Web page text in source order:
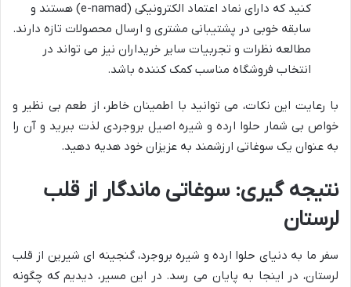
کنید که دارای نماد اعتماد الکترونیکی (e-namad) هستند و
سابقه خوبی در پشتیبانی مشتری و ارسال محصولات تازه دارند.
مطالعه نظرات و تجربیات سایر خریداران نیز می تواند در
انتخاب فروشگاه مناسب کمک کننده باشد.
با رعایت این نکات، می توانید با اطمینان خاطر، از طعم بی نظیر و
خواص بی شمار حلوا ارده و شیره اصیل بروجردی لذت ببرید و آن را
به عنوان یک سوغاتی ارزشمند به عزیزان خود هدیه دهید.
نتیجه گیری: سوغاتی ماندگار از قلب
لرستان
سفر ما به دنیای حلوا ارده و شیره بروجرد، گنجینه ای شیرین از قلب
لرستان، در اینجا به پایان می رسد. در این مسیر، دیدیم که چگونه